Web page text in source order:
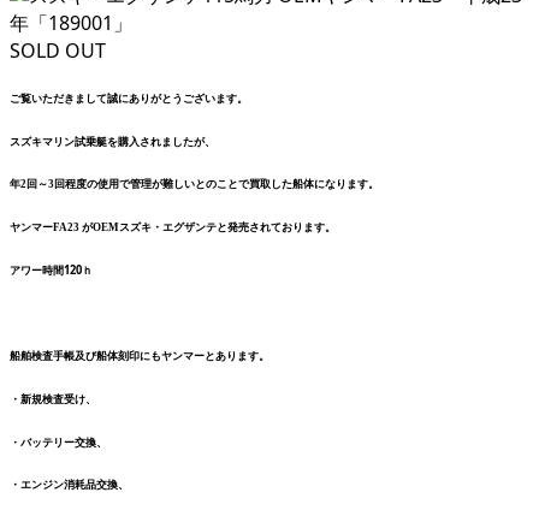
SOLD OUT
ご覧いただきまして誠にありがとうございます。
スズキマリン試乗艇を購入されましたが、
年2回～3回程度の使用で管理が難しいとのことで買取した船体になります。
ヤンマーFA23 がOEMスズキ・エグザンテと発売されております。
アワー時間120ｈ
船舶検査手帳及び船体刻印にもヤンマーとあります。
・新規検査受け、
・バッテリー交換、
・エンジン消耗品交換、